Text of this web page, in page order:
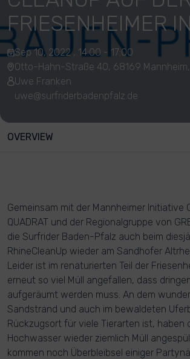
FRIESENHEIMER
Sep 10, 2022 , 14:00 - 17:00
Otto-Hahn-Straße 40, 68169
Uwe Franken
uwe@surfriderbadenpfalz.de
OVERVIEW
Gemeinsam mit der Mannheimer Initiative
QUADRAT und der Regionalgruppe von
die Surfrider Baden-Pfalz auch beim
RhineCleanUp wieder am Sandhofer
Leider ist im renaturierten Teil der
erneut so viel Müll angefallen, dass
aufgeräumt werden muss. An dem
Sandstrand und auch im bewaldeten
Rückzugsort für viele Tierarten ist, haben
Hochwasser wieder ziemlich Müll
kommen noch Überbleibsel einiger